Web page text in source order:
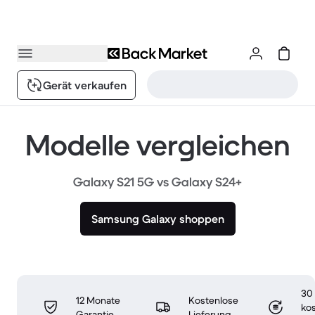
Gerät verkaufen
Modelle vergleichen
Galaxy S21 5G vs Galaxy S24+
Samsung Galaxy shoppen
12 Monate
Kostenlose
30